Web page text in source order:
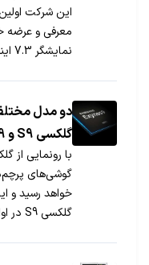
معرفی و عرضه
نمایشگر 7.3 اینچی تبدیل می‌شود.
گلکسی S9 و Note 9